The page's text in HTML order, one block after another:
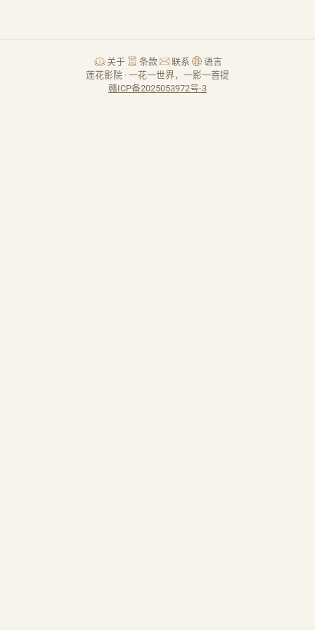
关于 条款 联系
语言
莲花影院 · 一花一世界，一影一菩提
赣ICP备2025053972号-3